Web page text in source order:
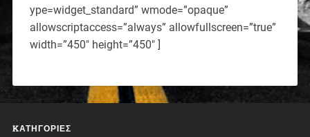
ype=widget_standard” wmode=”opaque”
allowscriptaccess=”always” allowfullscreen=”true”
width=”450″ height=”450″ ]
KΑΤΗΓΟΡΊΕΣ